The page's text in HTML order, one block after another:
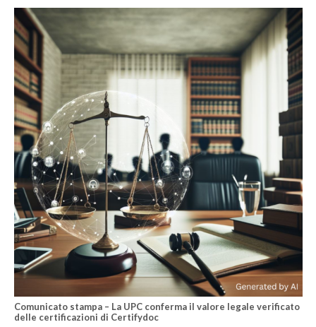
Comunicato stampa – La UPC conferma il valore legale verificato
delle certificazioni di Certifydoc